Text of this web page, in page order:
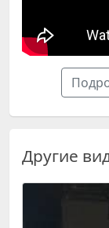
Другие